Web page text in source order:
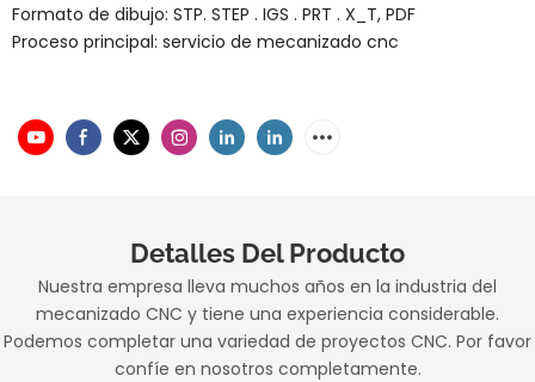
Formato de dibujo: STP. STEP . IGS . PRT . X_T, PDF
Proceso principal: servicio de mecanizado cnc
Detalles Del Producto
Nuestra empresa lleva muchos años en la industria del
mecanizado CNC y tiene una experiencia considerable.
Podemos completar una variedad de proyectos CNC. Por favor
confíe en nosotros completamente.